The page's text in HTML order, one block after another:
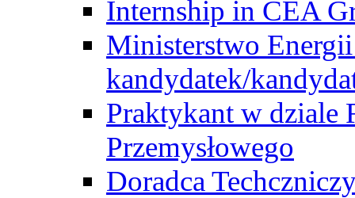
Internship in CEA
Ministerstwo
kandydatek/
Praktykant w dziale
Przemysłowego
Doradca